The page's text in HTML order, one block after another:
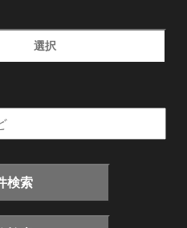
選択
検索